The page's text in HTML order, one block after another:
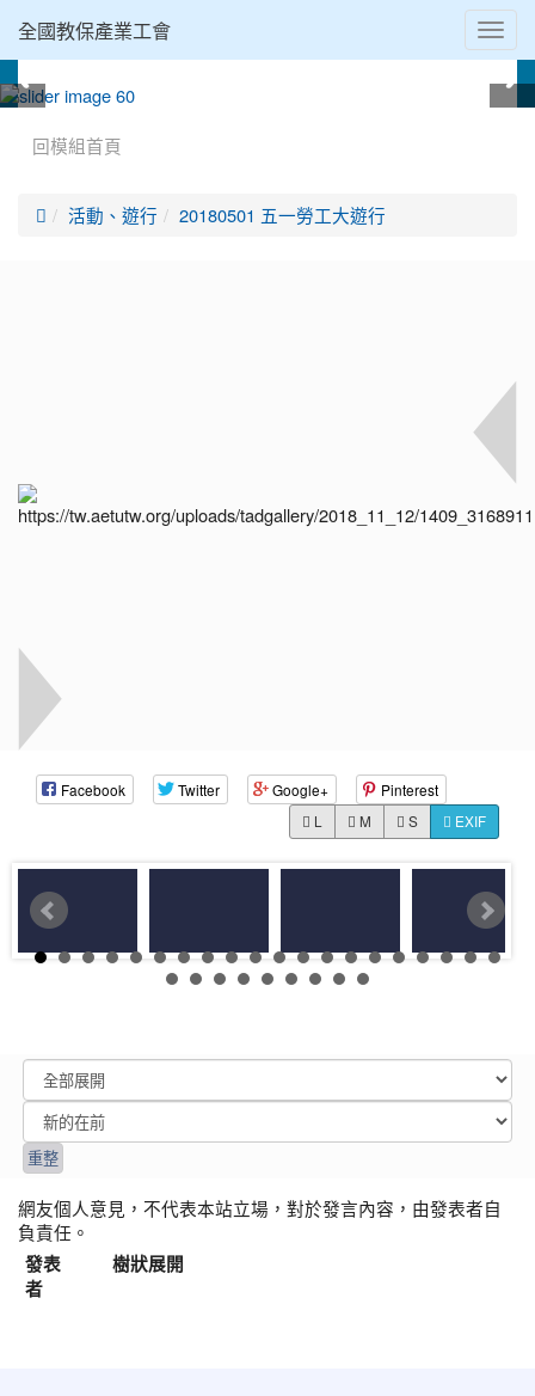
全國教保產業工會
回模組首頁
 活動、遊行 20180501 五一勞工大遊行
Facebook Twitter Google+ Pinterest
L M S EXIF
網友個人意見，不代表本站立場，對於發言內容，由發表者自
負責任。
發表
者
樹狀展開